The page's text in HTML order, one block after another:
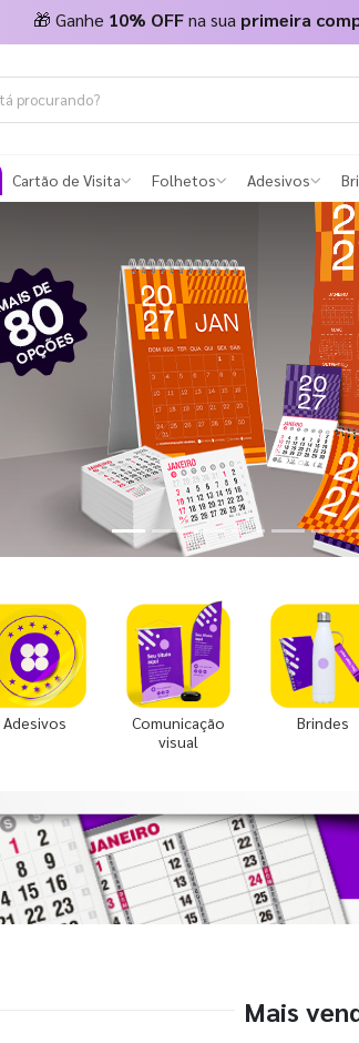
🎁 Ganhe 10% OFFna sua primeira
Cartão de Visita Folhetos Adesivos
Adesivos
Comunicação
visual
Brindes
Mais